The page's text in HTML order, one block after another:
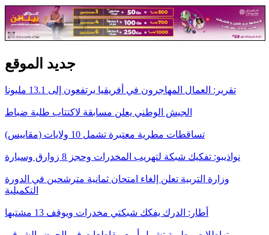
جديد الموقع
تقرير: العمال المهاجرون في أفريقيا يرتفعون إلى 13.1 مليونا
الجيش الوطني يعلن مسابقة لاكتتاب طلبة ضباط
تساقطات مطرية معتبرة تشمل 10 ولايات (مقاييس)
نواذيبو: تفكيك شبكة لتهريب المخدرات وحجز 8 زوارق وسيارة
وزارة التربية تعلن إلغاء امتحان ثمانية مترشحين في الدورة
التكميلية
أطار: الدرك يفكك شبكتي مخدرات ويوقف 13 مشتبها